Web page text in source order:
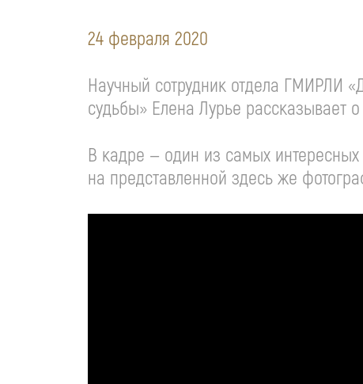
24 февраля 2020
Научный сотрудник отдела ГМИРЛИ
судьбы» Елена Лурье рассказывает
В кадре — один из самых интересных
на представленной здесь же